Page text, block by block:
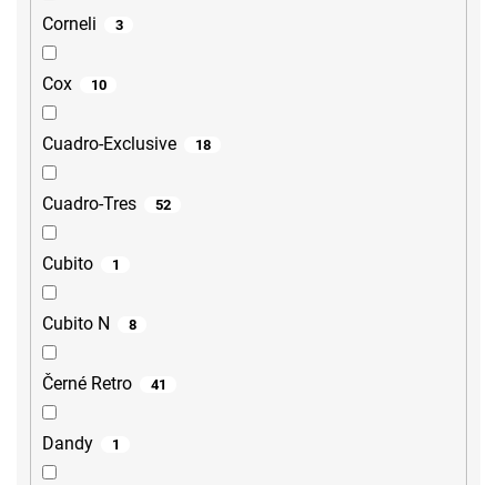
Corneli 3
Cox 10
Cuadro-Exclusive 18
Cuadro-Tres 52
Cubito 1
Cubito N 8
Černé Retro 41
Dandy 1